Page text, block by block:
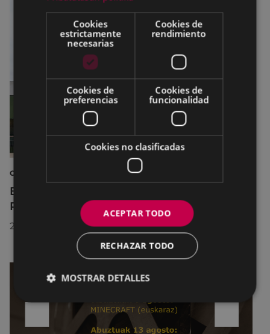
CULTURA
El Museo de la Industria Armera recibe el
Premio Delta Cultura a la Trayectoria 2026
23/07/2026
Cookies
estrictamente
necesarias
Cookies de
rendimiento
Cookies de
preferencias
Cookies de
funcionalidad
Cookies no clasificadas
ACEPTAR TODO
RECHAZAR TODO
MOSTRAR DETALLES